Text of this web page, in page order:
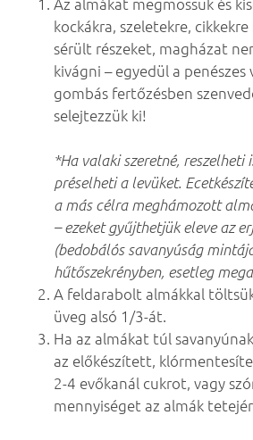
kockákra, szeletekre,
sérült részeket, magházat
kivágni – egyedül a
gombás fertőzésben
selejtezzük ki!
*Ha valaki szeretné, reszelheti
préselheti a levüket.
a más célra meghámozott
– ezeket gyűjthetjük eleve az
(bedobálós savanyúság
hűtőszekrényben, esetleg
A feldarabolt almákkal
üveg alsó 1/3-át.
Ha az almákat túl
az előkészített,
2-4 evőkanál cukrot, vagy
mennyiséget az almák